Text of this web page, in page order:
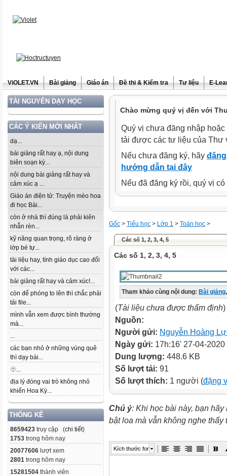
ViOLET.VN Bài giảng Giáo án Đề thi & Kiểm tra Tư liệu E-
TÀI NGUYÊN DẠY HỌC
CÁC Ý KIẾN MỚI NHẤT
dạ...
bài giảng rất hay ạ, nội dung
biên soạn kỳ...
nội dung bài giảng rất hay và
cảm xúc ạ ...
Giáo án điện tử: Truyện mèo hoa
đi học Bài...
còn ở nhà thì đúng là phải kiên
nhẫn rèn...
kỹ năng quan trọng, rõ ràng ở
lớp bé tự...
tài liệu hay, tính giáo dục cao đối
với các...
bài giảng rất hay và cảm xúc!...
còn để phóng to lên thì chắc phải
tải file...
mình vẫn xem được bình thường
mà...
...
các bạn nhỏ ở những vùng quê
thì dạy bài...
🫥...
địa lý đóng vai trò không nhỏ
khiến Hoa Kỳ...
THỐNG KÊ
8659423 truy cập (chi tiết)
1753 trong hôm nay
20077606 lượt xem
2801 trong hôm nay
15281504 thành viên
Chào mừng quý vị đến với
Quý vị chưa đăng nhập
tải được các tư liệu của Thư
Nếu chưa đăng ký, hãy
hướng dẫn tại đây
Nếu đã đăng ký rồi, quý vị
Gốc > Tiểu học > Lớp 1 > Toán học >
Các số 1, 2, 3, 4, 5
Các số 1, 2, 3, 4, 5
Tham khảo cùng nội dung: Bài giảng,
(Tài liệu chưa được thẩm định)
Nguồn:
Người gửi: Nguyễn Hoàng
Ngày gửi: 17h:16' 27-04-2020
Dung lượng: 448.6 KB
Số lượt tải: 91
Số lượt thích: 1 người (đặng
Chú ý: Khi học bài này, bạn
bật loa mà vẫn không nghe
Kích thước font